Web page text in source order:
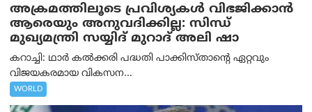
അക്രമത്തിലൂടെ പ്രവിശ്യകൾ വിഭജിക്കാൻ
ആരെയും അനുവദിക്കില്ല: സിന്ധ്
മുഖ്യമന്ത്രി സയ്യിദ് മുറാദ് അലി ഷാ
കറാച്ചി: ഥാർ കൽക്കരി പദ്ധതി പാക്കിസ്താന്റെ ഏറ്റവും
വിജയകരമായ വികസന...
WORLD